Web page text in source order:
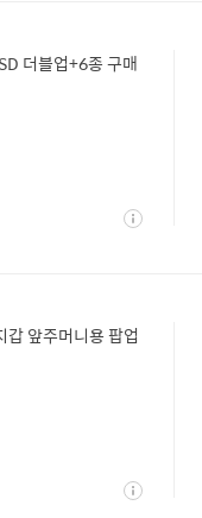
더블업+6종 구매
상
앞주머니용 팝업
상